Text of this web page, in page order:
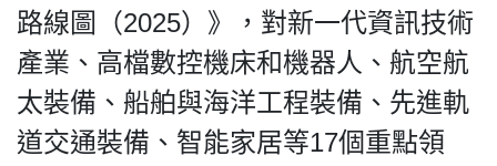
路線圖（2025）》，對新一代資訊技術
產業、高檔數控機床和機器人、航空航
太裝備、船舶與海洋工程裝備、先進軌
道交通裝備、智能家居等17個重點領